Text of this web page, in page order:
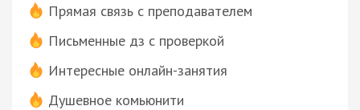
Прямая связь с преподавателем
Письменные дз с проверкой
Интересные онлайн-занятия
Душевное комьюнити